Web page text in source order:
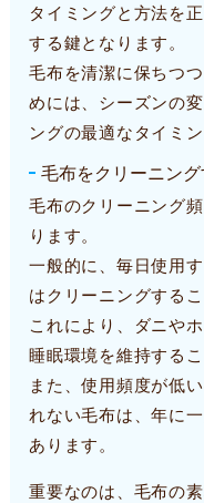
タイミングと方法を
する鍵となります。
毛布を清潔に保ちつ
めには、シーズンの
ングの最適なタイミン
毛布をクリーニン
毛布のクリーニング
ります。
一般的に、毎日使用
はクリーニングする
これにより、ダニや
睡眠環境を維持するこ
また、使用頻度が低
れない毛布は、年に
あります。
重要なのは、毛布の